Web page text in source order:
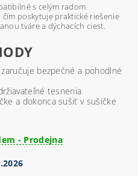
s celým radom
poskytuje praktické riešenie
tváre a dýchacích ciest.
bezpečné a pohodlné
tesnenia
a dokonca sušiť v sušičke
- Prodejna